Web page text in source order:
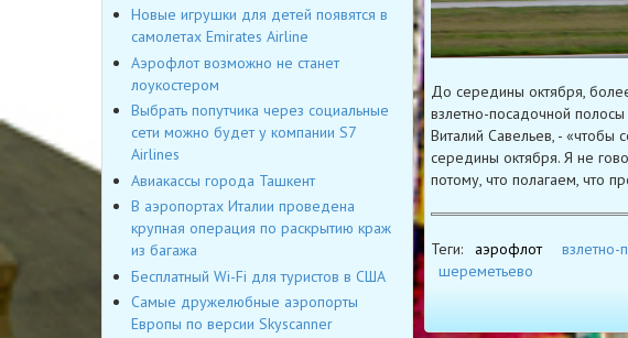
До середины октября,
взлетно-посадочной
Виталий Савельев, - «чтобы
середины октября. Я не
потому, что полагаем, что
Теги: аэрофлот взлетно-
шереметьево
Новые игрушки для детей появятся в
самолетах Emirates Airline
Аэрофлот возможно не станет
лоукостером
Выбрать попутчика через социальные
сети можно будет у компании S7
Airlines
Авиакассы города Ташкент
В аэропортах Италии проведена
крупная операция по раскрытию краж
из багажа
Бесплатный Wi-Fi для туристов в США
Самые дружелюбные аэропорты
Европы по версии Skyscanner